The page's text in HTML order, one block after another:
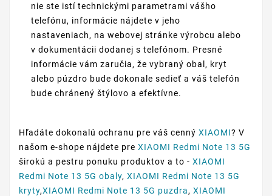
nie ste istí technickými parametrami vášho
telefónu, informácie nájdete v jeho
nastaveniach, na webovej stránke výrobcu alebo
v dokumentácii dodanej s telefónom. Presné
informácie vám zaručia, že vybraný obal, kryt
alebo púzdro bude dokonale sedieť a váš telefón
bude chránený štýlovo a efektívne.
Hľadáte dokonalú ochranu pre váš cenný XIAOMI? V
našom e-shope nájdete pre XIAOMI Redmi Note 13 5G
širokú a pestru ponuku produktov a to - XIAOMI
Redmi Note 13 5G obaly, XIAOMI Redmi Note 13 5G
kryty,XIAOMI Redmi Note 13 5G puzdra, XIAOMI